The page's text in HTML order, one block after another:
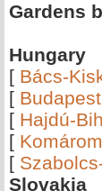
Gardens
Hungary
[ Bács-
[ Budapest
[ Hajdú-
[
[
Slovakia